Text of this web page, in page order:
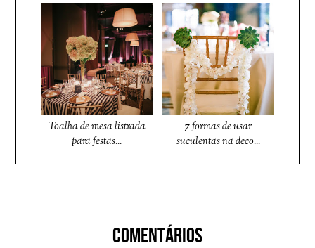
Toalha de mesa listrada
para festas...
7 formas de usar
suculentas na deco...
COMENTÁRIOS